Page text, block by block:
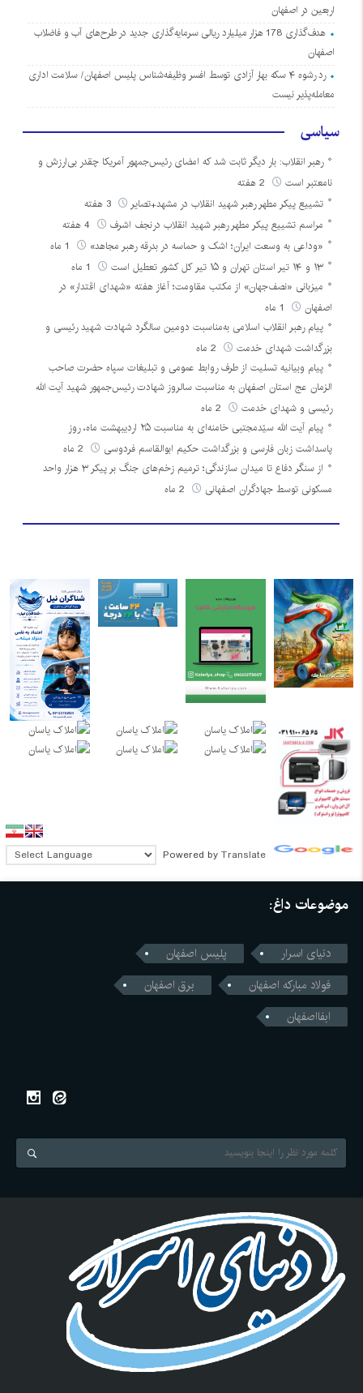
اربعین در اصفهان
هدف‌گذاری 178 هزار میلیارد ریالی سرمایه‌گذاری جدید در طرح‌های آب و فاضلاب
اصفهان
رد رشوه ۴ سکه بهار آزادی توسط افسر وظیفه‌شناس پلیس اصفهان/ سلامت اداری
معامله‌پذیر نیست
سیاسی
رهبر انقلاب: بار دیگر ثابت شد که امضای رئیس‌جمهور آمریکا چقدر بی‌ارزش و
نامعتبر است
تشییع پیکر مطهر رهبر شهید انقلاب در مشهد+تصایر
3 هفته
مراسم تشییع پیکر مطهر رهبر شهید انقلاب درنجف اشرف
«وداعی به وسعت ایران؛ اشک و حماسه در بدرقه رهبر مجاهد»
۱۳ و ۱۴ تیر استان تهران و ۱۵ تیر کل کشور تعطیل است
میزبانی «نصف‌جهان» از مکتب مقاومت؛ آغاز هفته «شهدای اقتدار» در
اصفهان
پیام رهبر انقلاب اسلامی به‌مناسبت دومین سالگرد شهادت شهید رئیسی و
بزرگداشت شهدای خدمت
پیام وبیانیه تسلیت از طرف روابط عمومی و تبلیغات سپاه حضرت صاحب
الزمان عج استان اصفهان به مناسبت سالروز شهادت رئیس‌جمهور شهید آیت الله
رئیسی و شهدای خدمت
پیام آیت الله سیّدمجتبی خامنه‌ای به مناسبت ۲۵ اردیبهشت ماه، روز
پاسداشت زبان فارسی و بزرگداشت حکیم ابوالقاسم فردوسی
از سنگر دفاع تا میدان سازندگی؛ ترمیم زخم‌های جنگ بر پیکر ۳ هزار واحد
مسکونی توسط جهادگران اصفهانی
Powered by Translate
موضوعات داغ:
دنیای اسرار
پلیس اصفهان
فولاد مبارکه اصفهان
برق اصفهان
ابفااصفهان